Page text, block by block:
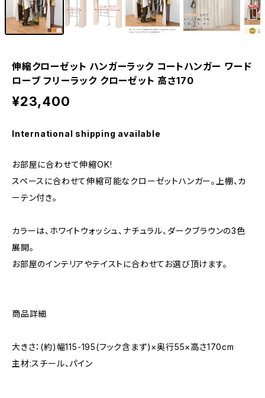
伸縮クローゼット ハンガーラック コートハンガー ワード
ローブ フリーラック クローゼット 高さ170
¥23,400
International shipping available
お部屋に合わせて伸縮OK!
スペースに合わせて伸縮可能なクローゼットハンガー。上棚、カ
ーテン付き。
カラーは、ホワイトウォッシュ、ナチュラル、ダークブラウンの3色
展開。
お部屋のインテリアやテイストに合わせてお選び頂けます。
商品詳細
大きさ：(約)幅115-195(フック含まず)×奥行55×高さ170cm
主材:スチール、パイン